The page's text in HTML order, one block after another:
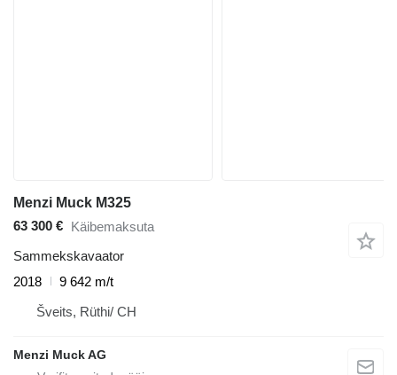
Menzi Muck M325
63 300 € Käibemaksuta
Sammekskavaator
2018
9 642 m/t
Šveits, Rüthi/ CH
Menzi Muck AG